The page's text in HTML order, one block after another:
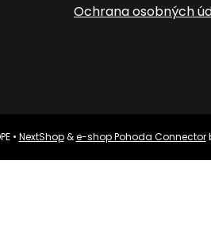
Ochrana osobných
• NextShop&e-shop Pohoda Connector